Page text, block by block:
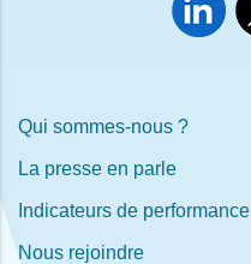
Qui sommes-nous ?
La presse en parle
Indicateurs de performance
Nous rejoindre